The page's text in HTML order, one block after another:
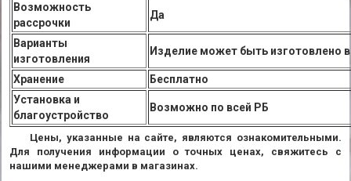
Возможность
рассрочки
Да
Варианты
изготовления
Изделие может быть изготовлено
Хранение
Бесплатно
Установка и
благоустройство
Возможно по всей РБ
Цены, указанные на сайте, являются ознакомительными.
Для получения информации о точных ценах, свяжитесь с
нашими менеджерами в магазинах.